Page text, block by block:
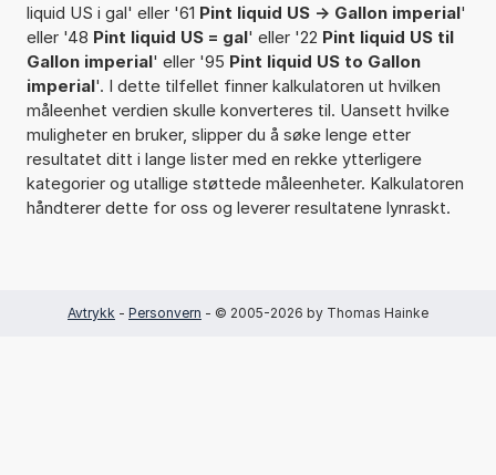
liquid US i gal' eller '61 Pint liquid US -> Gallon imperial'
eller '48 Pint liquid US = gal' eller '22 Pint liquid US til
Gallon imperial' eller '95 Pint liquid US to Gallon
imperial'. I dette tilfellet finner kalkulatoren ut hvilken
måleenhet verdien skulle konverteres til. Uansett hvilke
muligheter en bruker, slipper du å søke lenge etter
resultatet ditt i lange lister med en rekke ytterligere
kategorier og utallige støttede måleenheter. Kalkulatoren
håndterer dette for oss og leverer resultatene lynraskt.
Avtrykk - Personvern - © 2005-2026 by Thomas Hainke